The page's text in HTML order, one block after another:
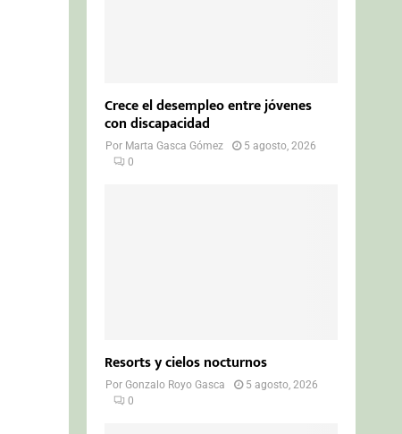
Crece el desempleo entre jóvenes
con discapacidad
Por Marta Gasca Gómez
5 agosto, 2026
0
Resorts y cielos nocturnos
PorGonzalo Royo Gasca
5 agosto, 2026
0